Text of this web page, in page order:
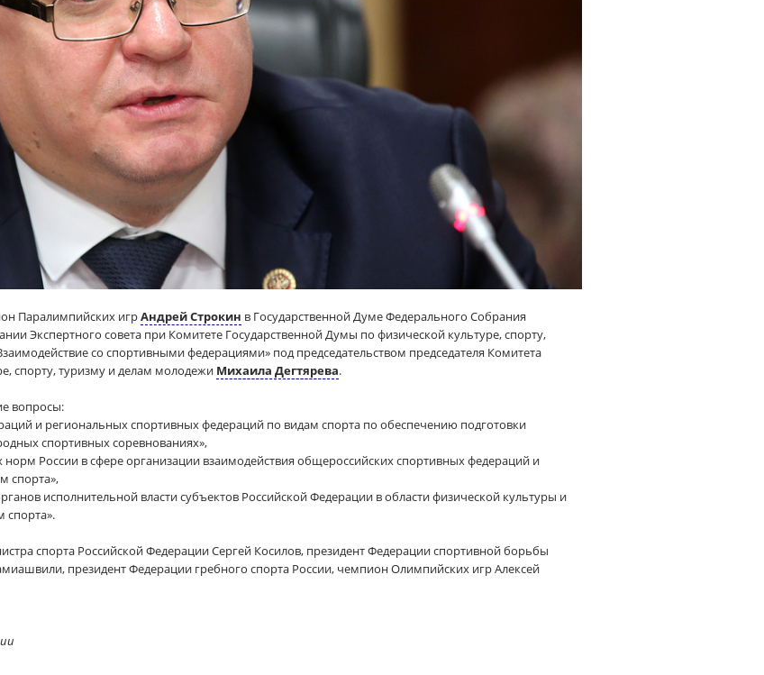
Паралимпийских игрАндрей Строкин в Государственной Думе Федерального Собрания
Экспертного совета при Комитете Государственной Думы по физической культуре, спорту,
со спортивными федерациями» под председательством председателя Комитета
спорту, туризму и делам молодежи Михаила Дегтярева.
вопросы:
и региональных спортивных федераций по видам спорта по обеспечению подготовки
спортивных соревнованиях»,
России в сфере организации взаимодействия общероссийских спортивных федераций и
спорта»,
исполнительной власти субъектов Российской Федерации в области физической культуры и
спорта».
спорта Российской Федерации Сергей Косилов, президент Федерации спортивной борьбы
президент Федерации гребного спорта России, чемпион Олимпийских игр Алексей